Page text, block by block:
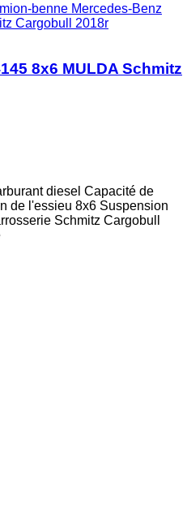
benne Mercedes-Benz
Cargobull 2018r
8x6 MULDA Schmitz
diesel Capacité de
de l'essieu 8x6 Suspension
Schmitz Cargobull